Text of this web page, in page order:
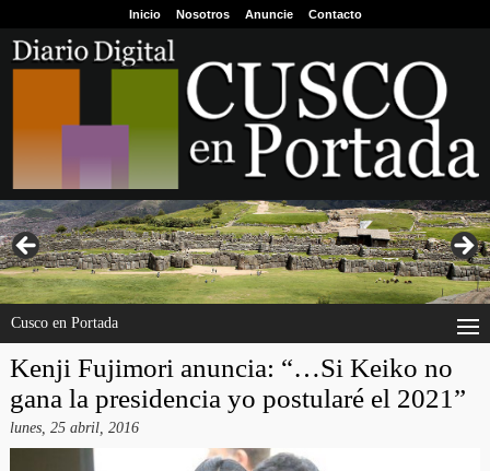
Inicio Nosotros Anuncie Contacto
Cusco en Portada
Kenji Fujimori anuncia: “…Si Keiko no
gana la presidencia yo postularé el 2021”
lunes, 25 abril, 2016